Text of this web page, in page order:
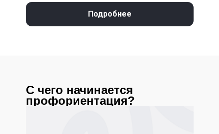
Подробнее
С чего начинается
профориентация?